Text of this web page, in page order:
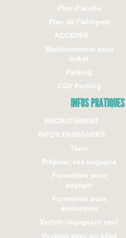
Plan d’accès
Plan de l’aéroport
ACCEDER
Stationnement sans
ticket
Parking
CGV Parking
INFOS PRATIQUES
RECRUTEMENT
INFOS PASSAGERS
Taxis
Préparer ses bagages
Formalités pour
voyager
Formalités pour
embarquer
Enfant voyageant seul
Voyager avec un bébé